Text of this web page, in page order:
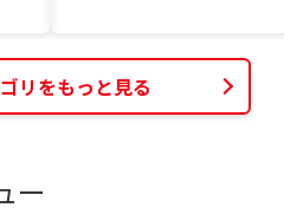
リをもっと見る
ー